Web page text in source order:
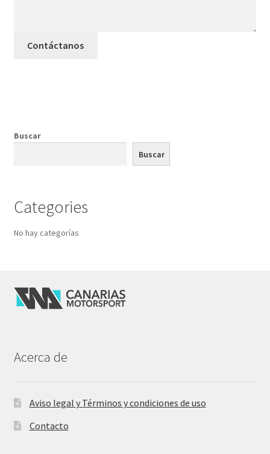
Contáctanos
Buscar
Buscar
Categories
No hay categorías
Acerca de
Aviso legal y Términos y condiciones de uso
Contacto